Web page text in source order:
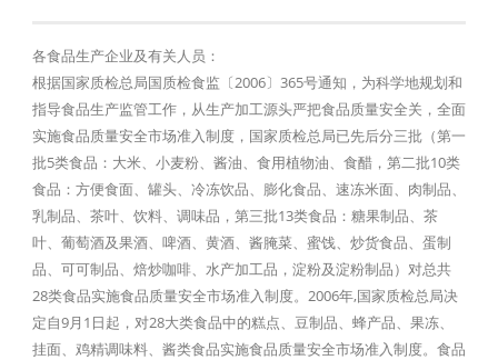
各食品生产企业及有关人员：
根据国家质检总局国质检食监〔2006〕365号通知，为科学地规划和
指导食品生产监管工作，从生产加工源头严把食品质量安全关，全面
实施食品质量安全市场准入制度，国家质检总局已先后分三批（第一
批5类食品：大米、小麦粉、酱油、食用植物油、食醋，第二批10类
食品：方便食面、罐头、冷冻饮品、膨化食品、速冻米面、肉制品、
乳制品、茶叶、饮料、调味品，第三批13类食品：糖果制品、茶
叶、葡萄酒及果酒、啤酒、黄酒、酱腌菜、蜜饯、炒货食品、蛋制
品、可可制品、焙炒咖啡、水产加工品，淀粉及淀粉制品）对总共
28类食品实施食品质量安全市场准入制度。2006年,国家质检总局决
定自9月1日起，对28大类食品中的糕点、豆制品、蜂产品、果冻、
挂面、鸡精调味料、酱类食品实施食品质量安全市场准入制度。食品